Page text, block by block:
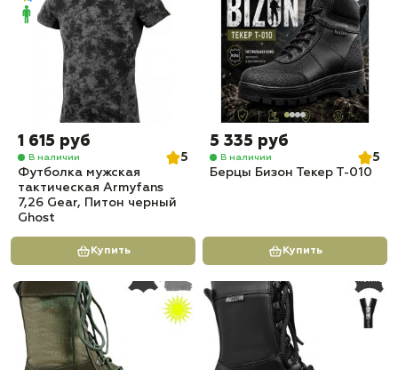
1 615 руб
В наличии
5
Футболка мужская
тактическая Armyfans
7,26 Gear, Питон черный
Ghost
Купить
5 335 руб
В наличии
5
Берцы Бизон Текер Т-010
Купить